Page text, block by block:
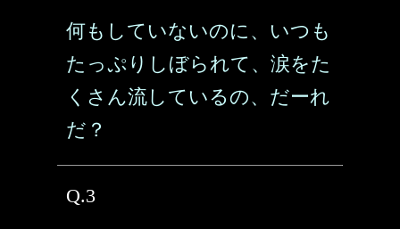
何もしていないのに、いつも
たっぷりしぼられて、涙をた
くさん流しているの、だーれ
だ？
Q.3